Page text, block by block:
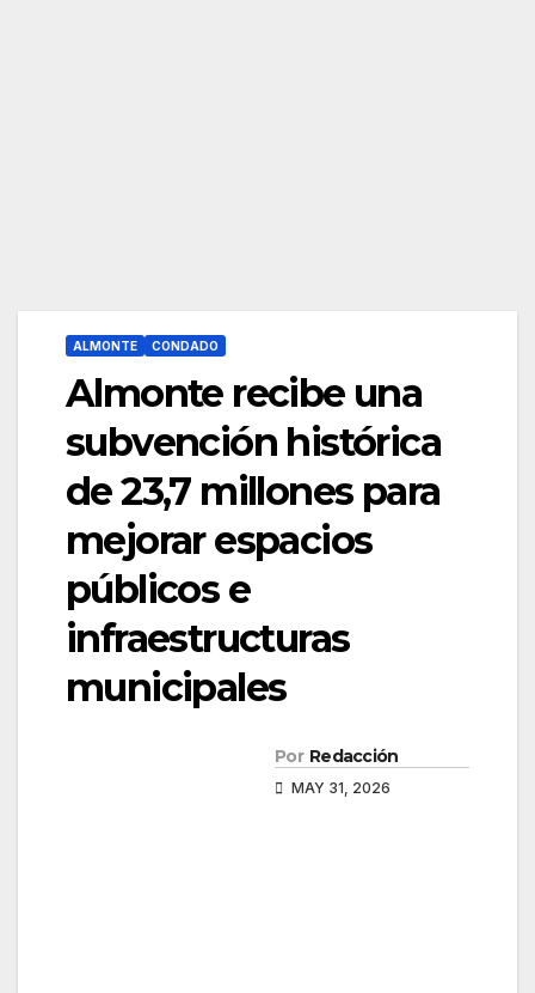
ALMONTE CONDADO
Almonte recibe una
subvención histórica
de 23,7 millones para
mejorar espacios
públicos e
infraestructuras
municipales
Por Redacción
MAY 31, 2026